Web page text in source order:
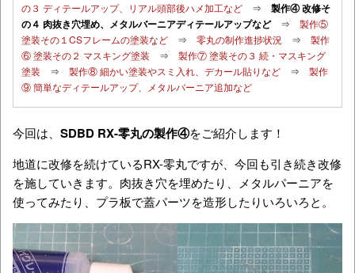
の３ ディテールアップ、リアル頭部後ハメ加工など ⇒ 製作④ 改修そ
の４ 肉抜き穴埋め、メタルバーニアディテールアップなど⇒ 製作⑤
塗装その１CSフレームの塗装など ⇒ 零丸の制作進捗状況 ⇒ 製作
⑥ 塗装その２ マスキング塗装 ⇒ 製作⑦ 塗装その３ 続・マスキング
塗装 ⇒ 製作⑧ 細かい塗装やスミ入れ、デカール貼りなど ⇒ 製作
⑨ 簡単なディテールアップ、メタルバーニア追加など
今回は、 SDBD RX-零丸の製作④をご紹介します！
地道に改修を続けているRX-零丸ですが、今回も引き続き改修
を施していきます。肉抜き穴を埋めたり、メタルパーニアを
使ってみたり、プラ板で蓋パーツを造形したりいろいろと。